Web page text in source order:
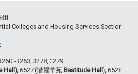
组
Colleges and Housing Services Section
3278, 3279
Hall),6527 (惜福学苑 Beatitude Hall), 6528